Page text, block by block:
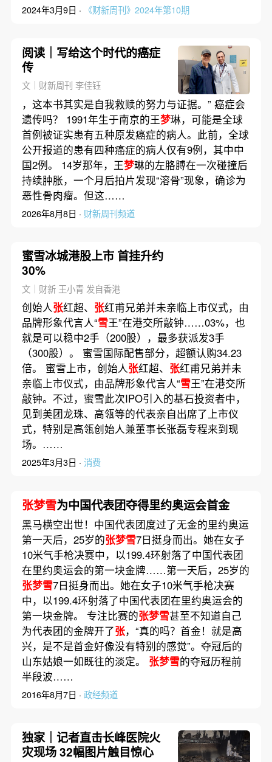
2024年3月9日 · 《财新周刊》2024年第10期
阅读｜写给这个时代的癌症
传
文｜财新周刊 李佳钰
，这本书其实是自我救赎的努力与证据。” 癌症会
遗传吗？ 1991年生于南京的王梦琳，可能是全球
首例被证实患有五种原发癌症的病人。此前，全球
公开报道的患有四种癌症的病人仅有9例，其中中
国2例。 14岁那年，王梦琳的左胳膊在一次碰撞后
持续肿胀，一个月后拍片发现“溶骨”现象，确诊为
恶性骨肉瘤。但这……
2026年8月8日 · 财新周刊频道
蜜雪冰城港股上市 首挂升约
30%
文｜财新 王小青 发自香港
创始人张红超、 张红甫兄弟并未亲临上市仪式，由
品牌形象代言人“雪王”在港交所敲钟……03%，也
就是可以稳中2手（200股），最多获派发3手
（300股）。 蜜雪国际配售部分，超额认购34.23
倍。 蜜雪上市，创始人张红超、 张红甫兄弟并未
亲临上市仪式，由品牌形象代言人“雪王”在港交所
敲钟。不过，蜜雪此次IPO引入的基石投资者中，
见到美团龙珠、高瓴等的代表亲自出席了上市仪
式，特别是高瓴创始人兼董事长张磊专程来到现
场。……
2025年3月3日 · 消费
张梦雪为中国代表团夺得里约奥运会首金
黑马横空出世！中国代表团度过了无金的里约奥运
第一天后，25岁的张梦雪7日挺身而出。她在女子
10米气手枪决赛中，以199.4环射落了中国代表团
在里约奥运会的第一块金牌……第一天后，25岁的
张梦雪7日挺身而出。她在女子10米气手枪决赛
中，以199.4环射落了中国代表团在里约奥运会的
第一块金牌。 专注比赛的张梦雪甚至不知道自己
为代表团的金牌开了张，“真的吗？首金！就是高
兴，是不是首金好像没有特别的感觉”。夺冠后的
山东姑娘一如既往的淡定。 张梦雪的夺冠历程前
半段波……
2016年8月7日 · 政经频道
独家｜记者直击长峰医院火
灾现场 32幅图片触目惊心